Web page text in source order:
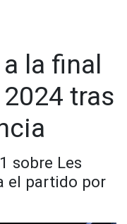
la final
tras
sobre Les
el partido por